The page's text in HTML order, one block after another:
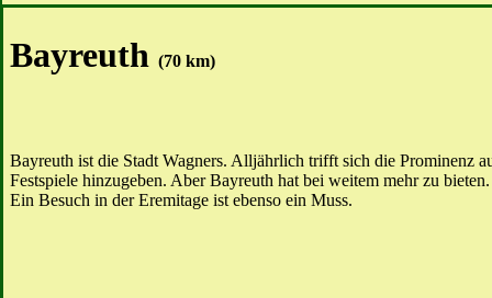
Bayreuth (70 km)
Bayreuth ist die Stadt Wagners. Alljährlich trifft sich die Prominenz
Festspiele hinzugeben. Aber Bayreuth hat bei weitem mehr zu
Ein Besuch in der Eremitage ist ebenso ein Muss.